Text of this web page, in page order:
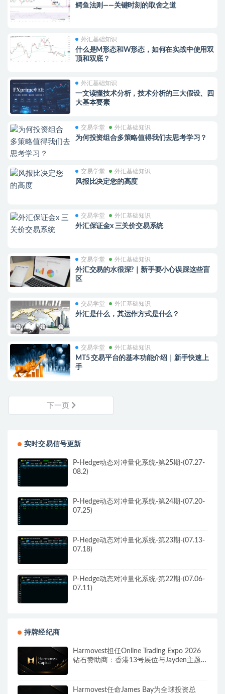
鳄鱼法则——关键时刻的取舍之道
外汇基础知识
什么是M形态和W形态，如何在实战中使用双
顶和双底？
外汇基础知识
一文读懂技术分析，技术分析的三大假设、四
大基本要素
交易学堂 外汇基础知识
为何投资组合多策略值得我们去思考学习？
交易学堂 外汇基础知识
风报比决定您的高度
交易学堂 外汇基础知识
外汇保证金x 三关价交易系统
交易学堂 外汇基础知识
外汇交易的水很深?｜新手要小心误踩这些盲
区
交易学堂 外汇基础知识
外汇是什么，其运作方式是什么？
交易学堂 外汇基础知识
MT5 交易平台的基本功能介绍｜新手快速上
手
下一页
实时交易信号更新
P-Hedge动态对冲量化系统-第25期-(07.27-
08.2)
P-Hedge动态对冲量化系统-第24期-(07.20-
07.25)
P-Hedge动态对冲量化系统-第23期-(07.13-
07.18)
P-Hedge动态对冲量化系统-第22期-(07.06-
07.11)
持牌经纪商
Harmovest担任Online Trading Expo 2026
钻石赞助商：香港13号展位与Jayden主题
Harmovest任命James Bay为全球投资总